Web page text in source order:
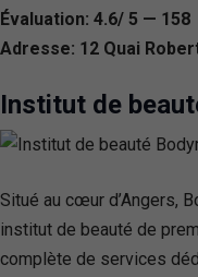
Évaluation: 4.6/ 5 — 158
Adresse: 12 Quai
Institut de
Situé au cœur d’Angers,
institut de beauté de
complète de services